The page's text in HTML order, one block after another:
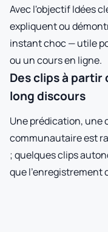
Avec l'objectif Idées
expliquent ou
instant choc — utile
ou un cours en ligne.
Des clips à
long discours
Une prédication,
communautaire est
; quelques clips
que l'enregistrement